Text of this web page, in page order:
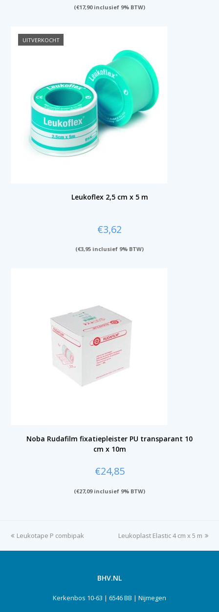
(€17,90inclusief 9% BTW)
UITVERKOCHT
Leukoflex 2,5 cm x 5 m
€3,62
(€3,95 inclusief 9% BTW)
Noba Rudafilm fixatiepleister PU transparant 10
cm x 10m
€24,85
(€27,09inclusief 9% BTW)
previous
Leukotape P combipak
next
Leukoplast Elastic 4 cm x 5 m
BHV.NL
Kerkenbos 10-63 | 6546 BB | Nijmegen